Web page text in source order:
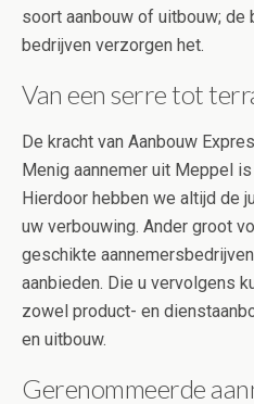
soort aanbouw of uitbouw; de
bedrijven verzorgen het.
Van een serre tot
De kracht van Aanbouw
Menig aannemer uit Meppel
Hierdoor hebben we altijd de
uw verbouwing. Ander groot
geschikte
aanbieden. Die u vervolgens
zowel product- en
en uitbouw.
Gerenommeerde